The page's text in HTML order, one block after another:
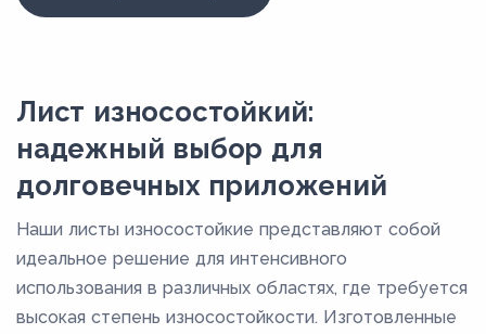
Лист износостойкий:
надежный выбор для
долговечных приложений
Наши листы износостойкие представляют собой
идеальное решение для интенсивного
использования в различных областях, где требуется
высокая степень износостойкости. Изготовленные